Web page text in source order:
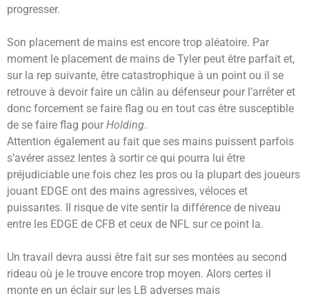
progresser.
Son placement de mains est encore trop aléatoire. Par
moment le placement de mains de Tyler peut être parfait et,
sur la rep suivante, être catastrophique à un point ou il se
retrouve à devoir faire un câlin au défenseur pour l’arrêter et
donc forcement se faire flag ou en tout cas être susceptible
de se faire flag pour Holding.
Attention également au fait que ses mains puissent parfois
s’avérer assez lentes à sortir ce qui pourra lui être
préjudiciable une fois chez les pros ou la plupart des joueurs
jouant EDGE ont des mains agressives, véloces et
puissantes. Il risque de vite sentir la différence de niveau
entre les EDGE de CFB et ceux de NFL sur ce point la.
Un travail devra aussi être fait sur ses montées au second
rideau où je le trouve encore trop moyen. Alors certes il
monte en un éclair sur les LB adverses mais